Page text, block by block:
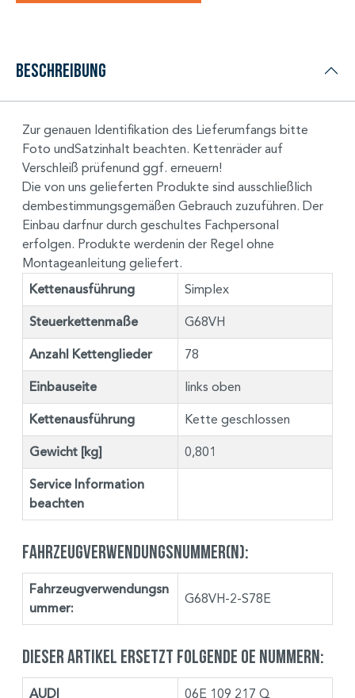
Beschreibung
Zur genauen Identifikation des Lieferumfangs bitte
Foto undSatzinhalt beachten. Kettenräder auf
Verschleiß prüfenund ggf. erneuern!
Die von uns gelieferten Produkte sind ausschließlich
dembestimmungsgemäßen Gebrauch zuzuführen. Der
Einbau darfnur durch geschultes Fachpersonal
erfolgen. Produkte werdenin der Regel ohne
Montageanleitung geliefert.
Kettenausführung Simplex
Steuerkettenmaße G68VH
Anzahl Kettenglieder 78
Einbauseite links oben
Kettenausführung Kette geschlossen
Gewicht [kg] 0,801
Service Information
beachten
Fahrzeugverwendungsnummer(n):
Fahrzeugverwendungsn
ummer:
G68VH-2-S78E
Dieser Artikel ersetzt folgende OE Nummern:
AUDI 06E 109 217 Q